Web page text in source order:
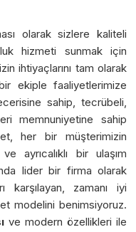
olarak sizlere kaliteli
hizmeti sunmak için
ihtiyaçlarını tam olarak
ekiple faaliyetlerimize
sahip, tecrübeli,
memnuniyetine sahip
her bir müşterimizin
ayrıcalıklı bir ulaşım
lider bir firma olarak
karşılayan, zamanı iyi
modelini benimsiyoruz.
ve modern özellikleri ile